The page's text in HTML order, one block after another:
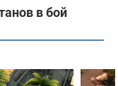
в бой